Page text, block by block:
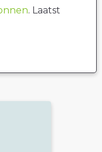
. Laatst